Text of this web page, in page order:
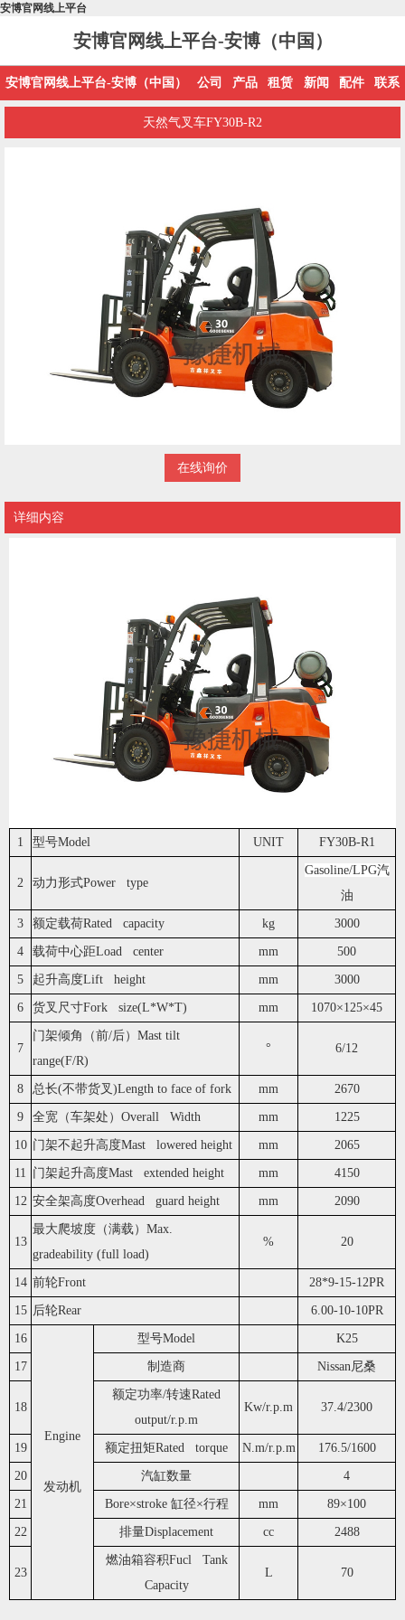
安博官网线上平台
安博官网线上平台-安博（中国）
安博官网线上平台-安博（中国） 公司 产品 租赁 新闻 配件 联系
天然气叉车FY30B-R2
在线询价
详细内容
1 型号Model UNIT FY30B-R1
2 动力形式Power type
Gasoline/LPG汽
油
3 额定载荷Rated capacity kg 3000
4 载荷中心距Load center mm 500
5 起升高度Lift height mm 3000
6 货叉尺寸Fork size(L*W*T) mm 1070×125×45
7
门架倾角（前/后）Mast tilt
range(F/R)
° 6/12
8 总长(不带货叉)Length to face of fork mm 2670
9 全宽（车架处）Overall Width mm 1225
10 门架不起升高度Mast lowered height mm 2065
11 门架起升高度Mast extended height mm 4150
12 安全架高度Overhead guard height mm 2090
13
最大爬坡度（满载）Max.
gradeability (full load)
% 20
14 前轮Front 28*9-15-12PR
15 后轮Rear 6.00-10-10PR
16
Engine
发动机
型号Model K25
17 制造商 Nissan尼桑
18
额定功率/转速Rated
output/r.p.m
Kw/r.p.m 37.4/2300
19 额定扭矩Rated torque N.m/r.p.m 176.5/1600
20 汽缸数量 4
21 Bore×stroke 缸径×行程 mm 89×100
22 排量Displacement cc 2488
23
燃油箱容积Fucl Tank
Capacity
L 70